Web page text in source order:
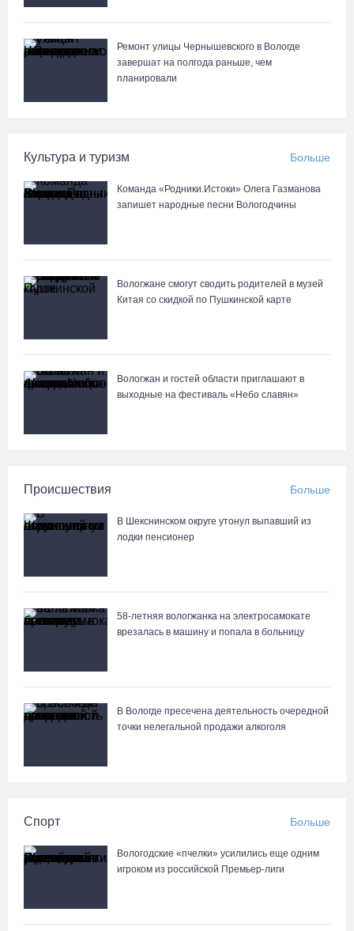
киберугроз
Неизвестный мужчина погиб в подожженном в Вологодской
На Вологодчине подвели итоги XII областной Спартакиады
ветеранов и пенсионеров
07.08.26 / 08:49
Ремонт улицы Чернышевского в Вологде
завершат на полгода раньше, чем
планировали
Культура и туризм Больше
Команда «Родники.Истоки» Олега Газманова
запишет народные песни Вологодчины
Вологжане смогут сводить родителей в музей
Китая со скидкой по Пушкинской карте
Вологжан и гостей области приглашают в
выходные на фестиваль «Небо славян»
Происшествия Больше
В Шекснинском округе утонул выпавший из
лодки пенсионер
58-летняя вологжанка на электросамокате
врезалась в машину и попала в больницу
В Вологде пресечена деятельность очередной
точки нелегальной продажи алкоголя
Спорт Больше
Вологодские «пчелки» усилились еще одним
игроком из российской Премьер-лиги